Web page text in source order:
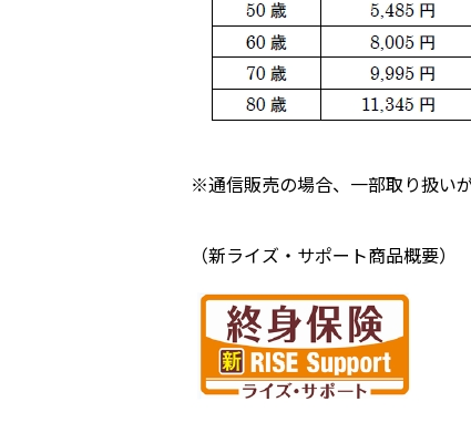
※通信販売の場合、一部取り扱いが
（新ライズ・サポート商品概要）